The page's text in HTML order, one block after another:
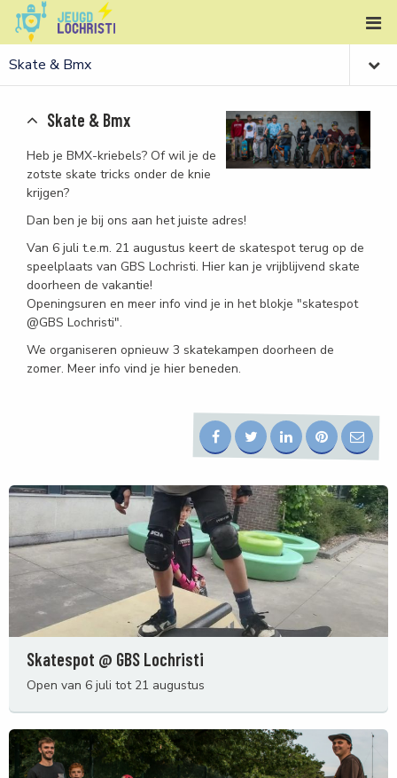
Skate & Bmx
Heb je BMX-kriebels? Of wil je de
zotste skate tricks onder de knie
krijgen?
Dan ben je bij ons aan het juiste adres!
Van 6 juli t.e.m. 21 augustus keert de skatespot terug op de
speelplaats van GBS Lochristi. Hier kan je vrijblijvend skate
doorheen de vakantie!
Openingsuren en meer info vind je in het blokje "skatespot
@GBS Lochristi".
We organiseren opnieuw 3 skatekampen doorheen de
zomer. Meer info vind je hier beneden.
Skatespot @ GBS Lochristi
Open van 6 juli tot 21 augustus